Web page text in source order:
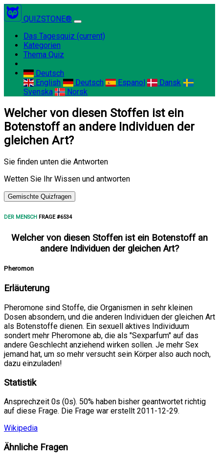
QUIZSTONE®
Das Tagesquiz (current)
Kategorien
Thema Quiz
Deutsch
English
Deutsch Espanol
Dansk
Svenska
Norsk
Welcher von diesen Stoffen ist ein
Botenstoff an andere Individuen der
gleichen Art?
Sie finden unten die Antworten
Wetten Sie Ihr Wissen und antworten
Gemischte Quizfragen
DER MENSCH FRAGE #6534
Welcher von diesen Stoffen ist ein Botenstoff an
andere Individuen der gleichen Art?
Pheromon
Erläuterung
Pheromone sind Stoffe, die Organismen in sehr kleinen
Dosen absondern, und die anderen Individuen der gleichen Art
als Botenstoffe dienen. Ein sexuell aktives Individuum
sondert mehr Pheromone ab, die als "Sexparfum" auf das
andere Geschlecht anziehend wirken sollen. Je mehr Sex
jemand hat, um so mehr versucht sein Körper also auch noch,
dazu einzuladen!
Statistik
Ansprechzeit 0s (0s). 50% haben bisher geantwortet richtig
auf diese Frage. Die Frage war erstellt 2011-12-29.
Wikipedia
Ähnliche Fragen